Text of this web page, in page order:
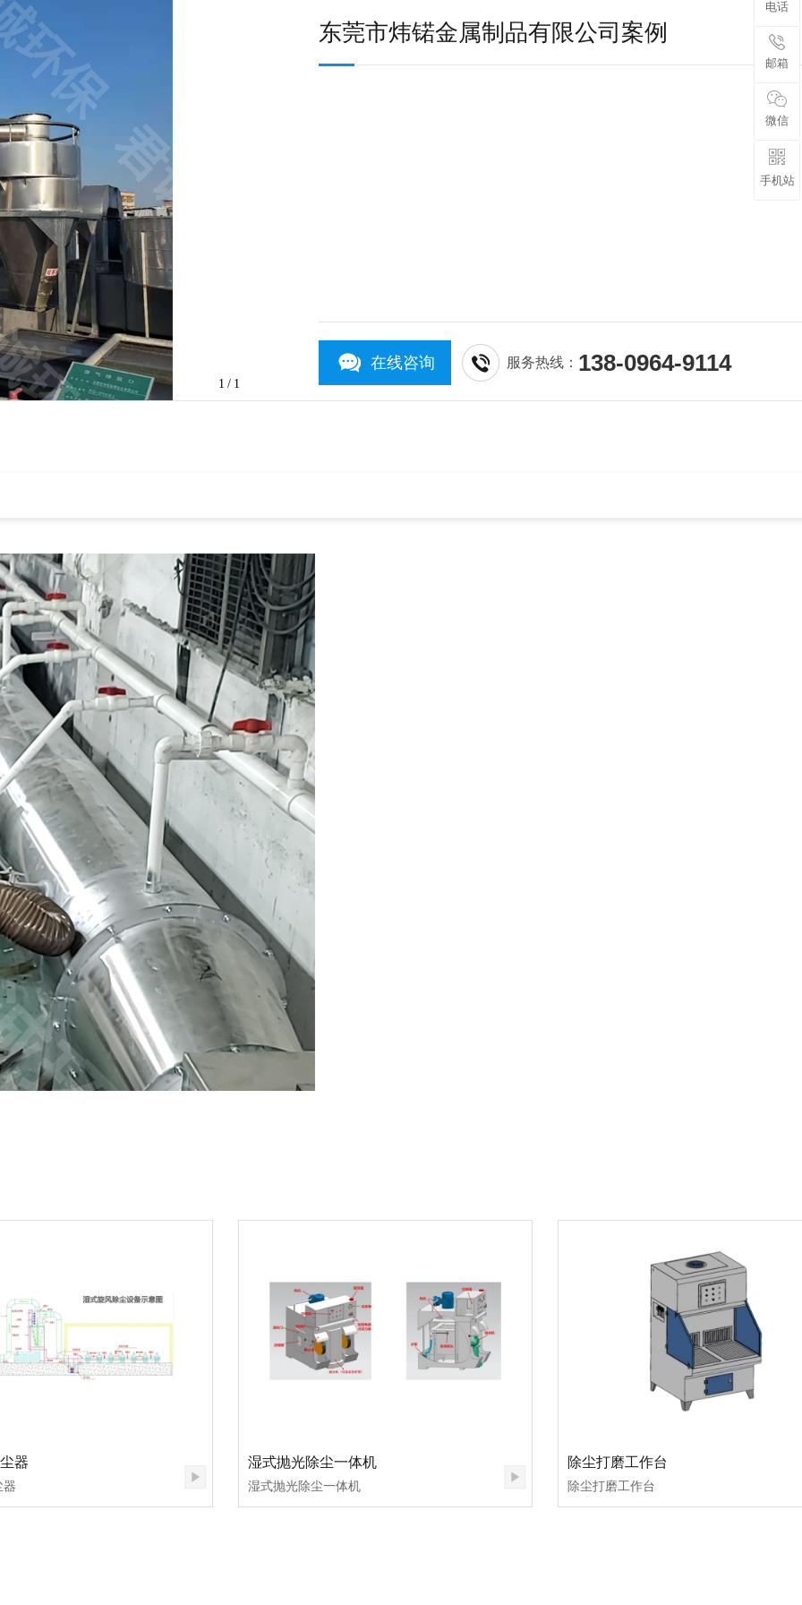
1 /1
东莞市炜锘金属制品有限公司案例
在线咨询 服务热线： 138-0964-9114
器
器
湿式抛光除尘一体机
湿式抛光除尘一体机
除尘打磨工作台
除尘打磨工作台
电话
邮箱
微信
手机站